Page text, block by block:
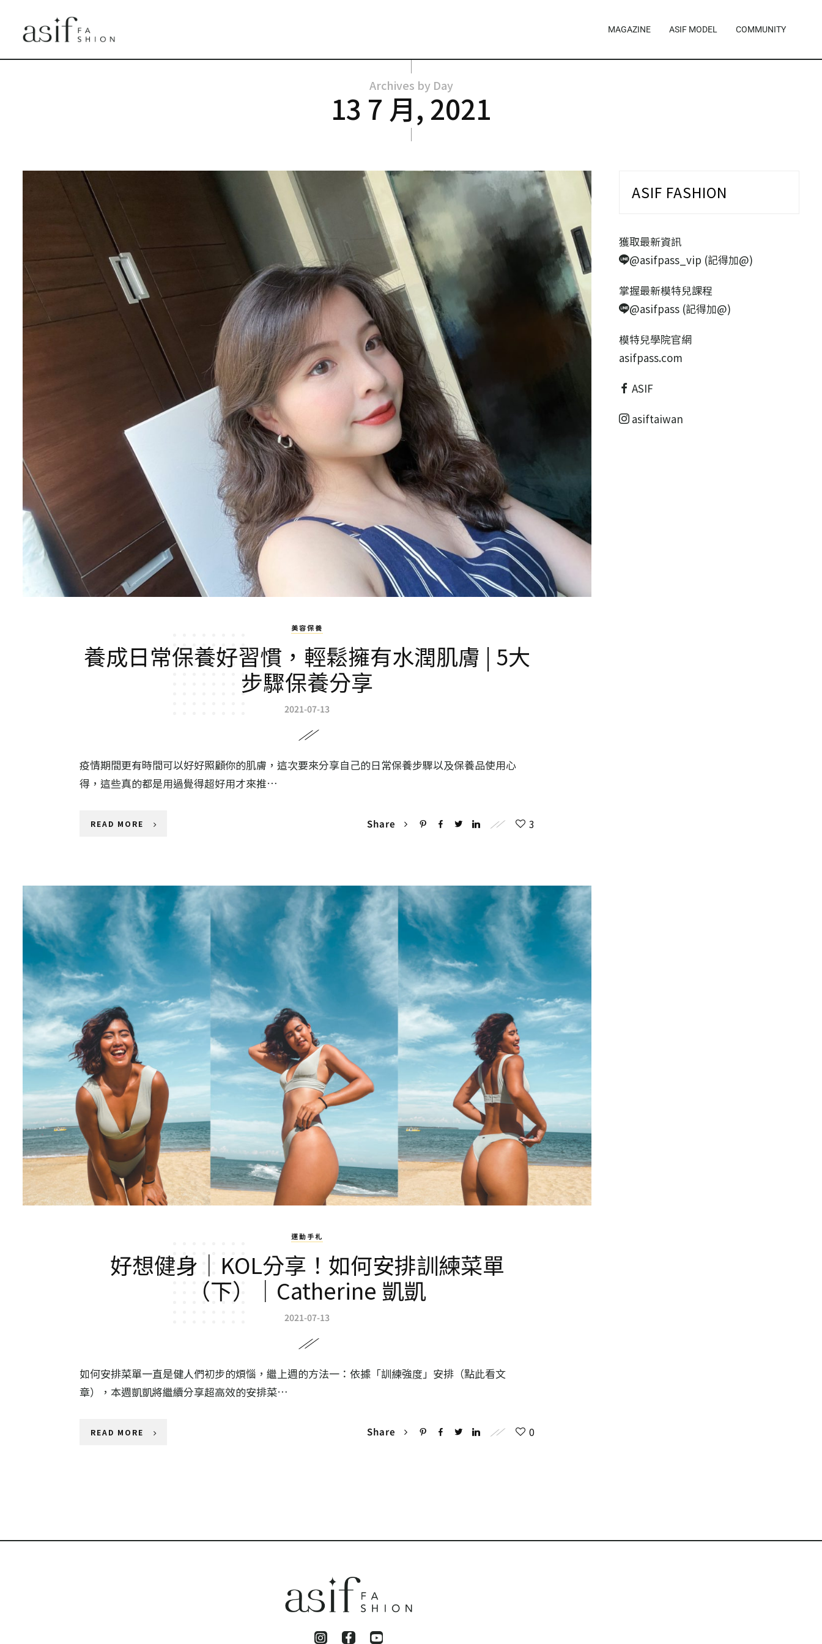
MAGAZINE ASIF MODEL COMMUNITY
Archives by Day
13 7 月, 2021
美容保養
養成日常保養好習慣，輕鬆擁有水潤肌膚 | 5大
步驟保養分享
2021-07-13
疫情期間更有時間可以好好照顧你的肌膚，這次要來分享自己的日常保養步驟以及保養品使用心
得，這些真的都是用過覺得超好用才來推…
READ MORE Share 3
運動手札
好想健身｜KOL分享！如何安排訓練菜單
（下）｜Catherine 凱凱
2021-07-13
如何安排菜單一直是健人們初步的煩惱，繼上週的方法一：依據「訓練強度」安排（點此看文
章），本週凱凱將繼續分享超高效的安排菜…
READ MORE Share 0
ASIF FASHION
獲取最新資訊
@asifpass_vip (記得加@)
掌握最新模特兒課程
@asifpass (記得加@)
模特兒學院官網
asifpass.com
ASIF
asiftaiwan